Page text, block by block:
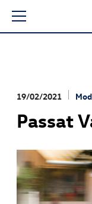
19/02/2021
Passat